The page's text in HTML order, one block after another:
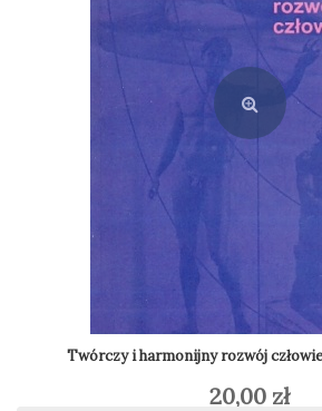
Twórczy i harmonijny rozwój
20,00 zł